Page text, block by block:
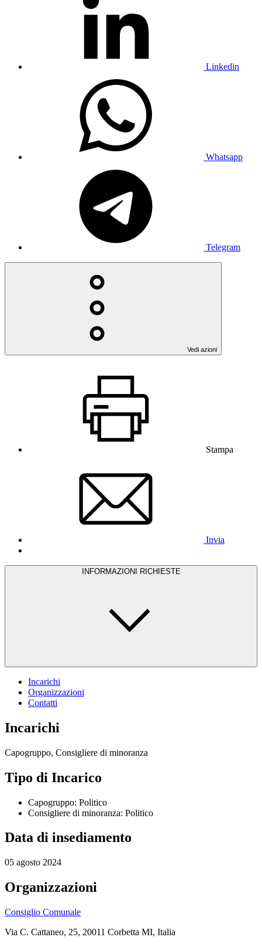
Linkedin
Whatsapp
Telegram
Vedi azioni
Stampa
Invia
INFORMAZIONI RICHIESTE
Incarichi
Organizzazioni
Contatti
Incarichi
Capogruppo, Consigliere di minoranza
Tipo di Incarico
Capogruppo: Politico
Consigliere di minoranza: Politico
Data di insediamento
05 agosto 2024
Organizzazioni
Consiglio Comunale
Via C. Cattaneo, 25, 20011 Corbetta MI, Italia